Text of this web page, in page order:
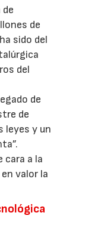
de
sido del
del
de
de
leyes y un
cara a la
valor la